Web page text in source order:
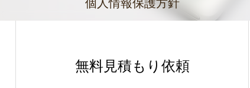
個人情報保護方針
無料見積もり依頼